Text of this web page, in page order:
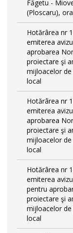
Făgetu -
(Ploscaru),
Hotărârea nr
emiterea
aprobarea
proiectare şi
mijloacelor
local
Hotărârea nr
emiterea
aprobarea
proiectare şi
mijloacelor
local
Hotărârea nr
emiterea
pentru
proiectare şi
mijloacelor
local